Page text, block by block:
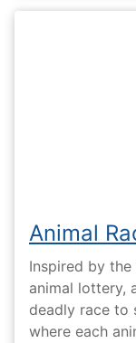
Animal
Inspired by
animal lottery,
deadly race to
where each